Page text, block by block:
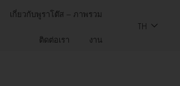
เกี่ยวกับพูราโต๊ส – ภาพรวม
ติดต่อเรา งาน
TH